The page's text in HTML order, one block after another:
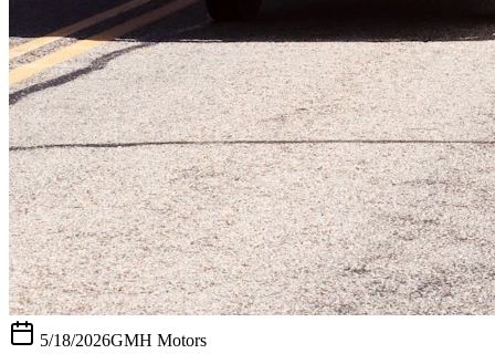
5/18/2026GMH Motors